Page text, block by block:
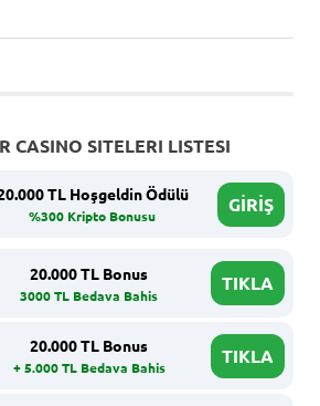
CASINO SITELERI LISTESI
TL Hoşgeldin Ödülü
%300 Kripto Bonusu
GİRİŞ
20.000 TL Bonus
3000 TL Bedava Bahis
TIKLA
20.000 TL Bonus
+ 5.000 TL Bedava Bahis
TIKLA